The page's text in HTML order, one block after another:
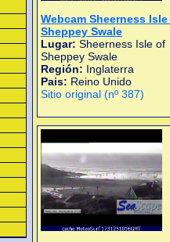
Webcam Sheerness
Sheppey Swale
Lugar: Sheerness Isle of
Sheppey Swale
Región: Inglaterra
Pais: Reino Unido
Sitio original (nº 387)